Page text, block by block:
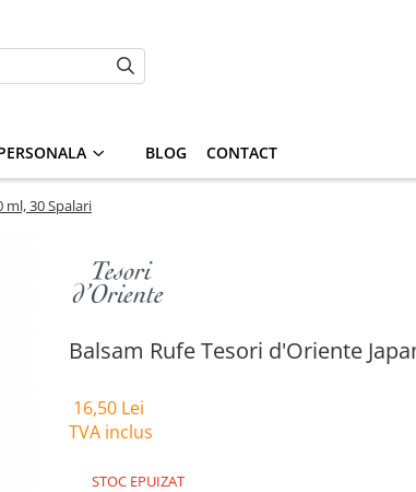
BLOG CONTACT
ml, 30 Spalari
Balsam Rufe Tesori d'Oriente
16,50 Lei
TVA inclus
STOC EPUIZAT